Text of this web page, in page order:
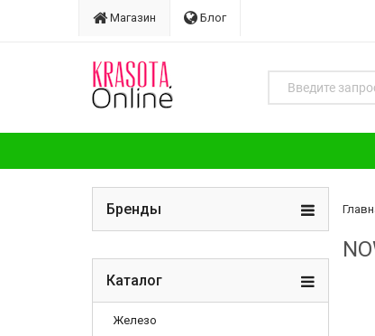
Магазин Блог
Бренды
Каталог
Железо